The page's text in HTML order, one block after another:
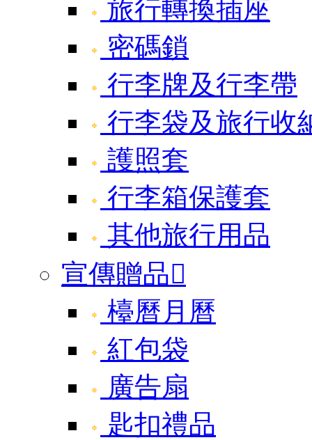
旅行轉換插座
密碼鎖
行李牌及行李帶
行李袋及旅行收
護照套
行李箱保護套
其他旅行用品
宣傳贈品
檯曆月曆
紅包袋
廣告扇
匙扣禮品